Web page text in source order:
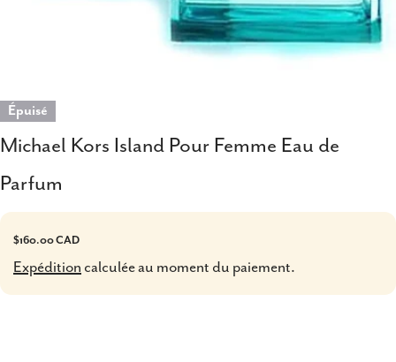
Épuisé
Michael Kors Island Pour Femme Eau de
Parfum
Prix
habituel
$160.00 CAD
Expédition calculée au moment du paiement.